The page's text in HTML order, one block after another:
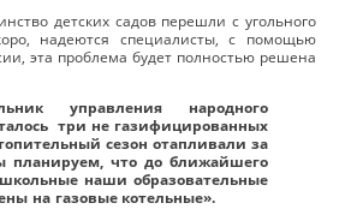
детских садов перешли с угольного
надеются специалисты, с помощью
эта проблема будет полностью решена
управления народного
три не газифицированных
сезон отапливали за
планируем, что до ближайшего
наши образовательные
на газовые котельные».